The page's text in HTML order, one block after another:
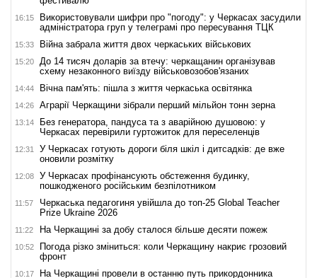
16:15
Використовували шифри про "погоду": у Черкасах засудили
адміністратора груп у телеграмі про пересування ТЦК
15:33 Війна забрала життя двох черкаських військових
15:20
До 14 тисяч доларів за втечу: черкащанин організував
схему незаконного виїзду військовозобов'язаних
14:44 Вічна пам'ять: пішла з життя черкаська освітянка
14:26 Аграрії Черкащини зібрали перший мільйон тонн зерна
13:14
Без генератора, пандуса та з аварійною душовою: у
Черкасах перевірили гуртожиток для переселенців
12:31
У Черкасах готують дороги біля шкіл і дитсадків: де вже
оновили розмітку
12:08
У Черкасах профінансують обстеження будинку,
пошкодженого російським безпілотником
11:57
Черкаська педагогиня увійшла до топ-25 Global Teacher
Prize Ukraine 2026
11:22 На Черкащині за добу сталося більше десяти пожеж
10:52
Погода різко зміниться: коли Черкащину накриє грозовий
фронт
10:17 На Черкащині провели в останню путь прикордонника